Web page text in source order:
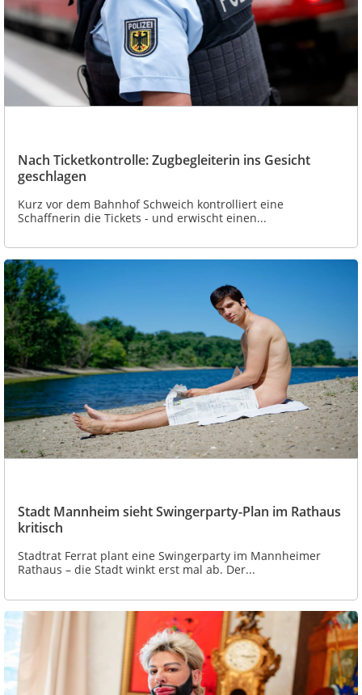
Nach Ticketkontrolle: Zugbegleiterin ins Gesicht
geschlagen
Kurz vor dem Bahnhof Schweich kontrolliert eine
Schaffnerin die Tickets - und erwischt einen...
Stadt Mannheim sieht Swingerparty-Plan im Rathaus
kritisch
Stadtrat Ferrat plant eine Swingerparty im Mannheimer
Rathaus – die Stadt winkt erst mal ab. Der...